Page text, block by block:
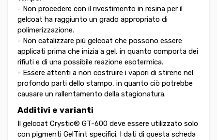
- Non procedere con il rivestimento in resina per il
gelcoat ha raggiunto un grado appropriato di
polimerizzazione.
- Non catalizzare più gelcoat che possono essere
applicati prima che inizia a gel, in quanto comporta dei
rifiuti e di una possibile reazione esotermica.
- Essere attenti a non costruire i vapori di stirene nel
profondo parti dello stampo, in quanto ciò potrebbe
causare un rallentamento della stagionatura.
Additivi e varianti
Il gelcoat Crystic® GT-600 deve essere utilizzato solo
con pigmenti GelTint specifici. I dati di questa scheda